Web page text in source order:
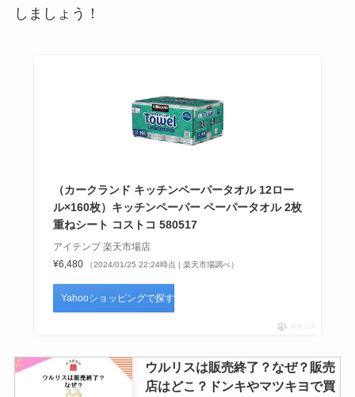
しましょう！
（カークランド キッチンペーパータオル 12ロー
ル×160枚）キッチンペーパー ペーパータオル 2枚
重ねシート コストコ 580517
アイテンプ 楽天市場店
¥6,480
（2024/01/25 22:24時点 | 楽天市場調べ）
Yahooショッピングで探す
ポチップ
ウルリスは販売終了？なぜ？販売
店はどこ？ドンキやマツキヨで買